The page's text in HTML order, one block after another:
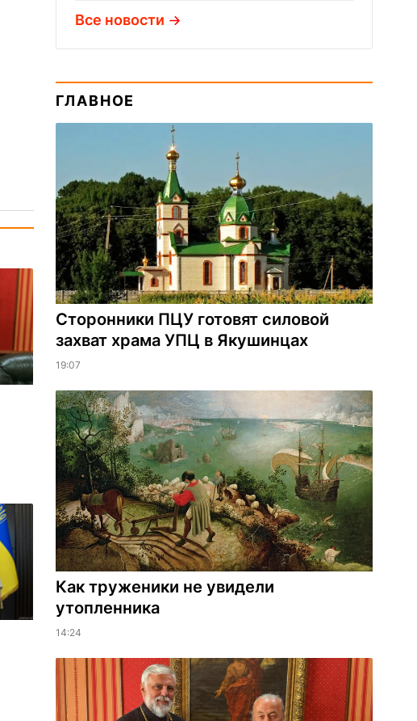
Все новости
ГЛАВНОЕ
Сторонники ПЦУ готовят силовой
захват храма УПЦ в Якушинцах
19:07
Как труженики не увидели
утопленника
14:24